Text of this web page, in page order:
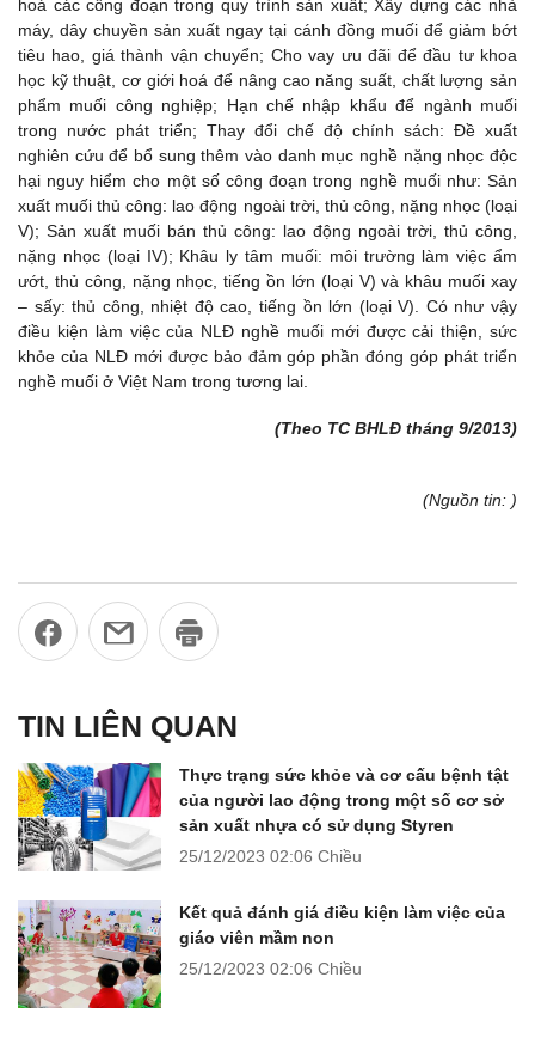
hoá các công đoạn trong quy trình sản xuất; Xây dựng các nhà
máy, dây chuyền sản xuất ngay tại cánh đồng muối để giảm bớt
tiêu hao, giá thành vận chuyển; Cho vay ưu đãi để đầu tư khoa
học kỹ thuật, cơ giới hoá để nâng cao năng suất, chất lượng sản
phẩm muối công nghiệp; Hạn chế nhập khẩu để ngành muối
trong nước phát triển; Thay đổi chế độ chính sách: Đề xuất
nghiên cứu để bổ sung thêm vào danh mục nghề nặng nhọc độc
hại nguy hiểm cho một số công đoạn trong nghề muối như: Sản
xuất muối thủ công: lao động ngoài trời, thủ công, nặng nhọc (loại
V); Sản xuất muối bán thủ công: lao động ngoài trời, thủ công,
nặng nhọc (loại IV); Khâu ly tâm muối: môi trường làm việc ẩm
ướt, thủ công, nặng nhọc, tiếng ồn lớn (loại V) và khâu muối xay
– sấy: thủ công, nhiệt độ cao, tiếng ồn lớn (loại V). Có như vậy
điều kiện làm việc của NLĐ nghề muối mới được cải thiện, sức
khỏe của NLĐ mới được bảo đảm góp phần đóng góp phát triển
nghề muối ở Việt Nam trong tương lai.
(Theo TC BHLĐ tháng 9/2013)
(Nguồn tin: )
TIN LIÊN QUAN
Thực trạng sức khỏe và cơ cấu bệnh tật
của người lao động trong một số cơ sở
sản xuất nhựa có sử dụng Styren
25/12/2023 02:06 Chiều
Kết quả đánh giá điều kiện làm việc của
giáo viên mầm non
25/12/2023 02:06 Chiều